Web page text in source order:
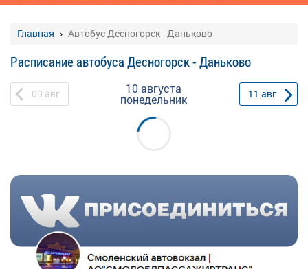
Главная Автобус Десногорск - Даньково
Расписание автобуса Десногорск - Даньково
09 авг 10 августа
понедельник 11 авг